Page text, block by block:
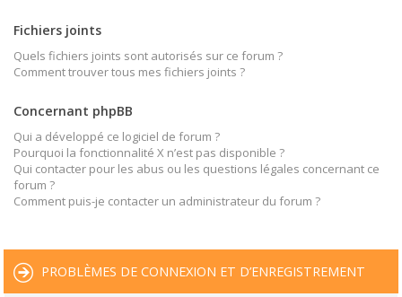
Fichiers joints
Quels fichiers joints sont autorisés sur ce forum ?
Comment trouver tous mes fichiers joints ?
Concernant phpBB
Qui a développé ce logiciel de forum ?
Pourquoi la fonctionnalité X n’est pas disponible ?
Qui contacter pour les abus ou les questions légales concernant ce
forum ?
Comment puis-je contacter un administrateur du forum ?
PROBLÈMES DE CONNEXION ET D’ENREGISTREMENT